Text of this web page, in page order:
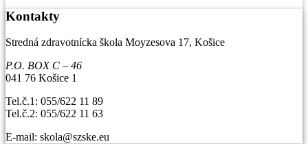
Kontakty
Stredná zdravotnícka škola Moyzesova 17, Košice
P.O. BOX C – 46
041 76 Košice 1
Tel.č.1: 055/622 11 89
Tel.č.2: 055/622 11 63
E-mail: skola@szske.eu